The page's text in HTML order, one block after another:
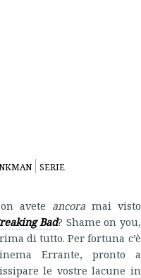
SERIE
avete ancora mai visto
Bad? Shame on you,
di tutto. Per fortuna c’è
Errante, pronto a
le vostre lacune in